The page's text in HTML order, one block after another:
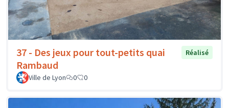
37 - Des jeux pour tout-petits quai
Rambaud
Réalisé
Ville de Lyon 0 0